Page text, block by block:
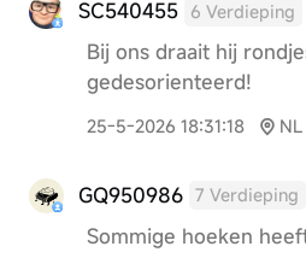
SC540455 6 Verdieping
Bij ons draait hij
gedesorienteerd!
25-5-2026 18:31:18 NL
GQ950986 7 Verdieping
Sommige hoeken